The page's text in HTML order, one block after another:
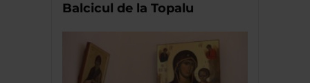
Balcicul de la Topalu